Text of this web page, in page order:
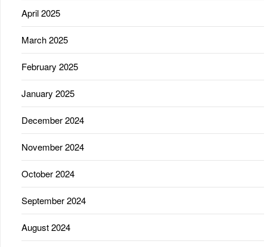
April 2025
March 2025
February 2025
January 2025
December 2024
November 2024
October 2024
September 2024
August 2024